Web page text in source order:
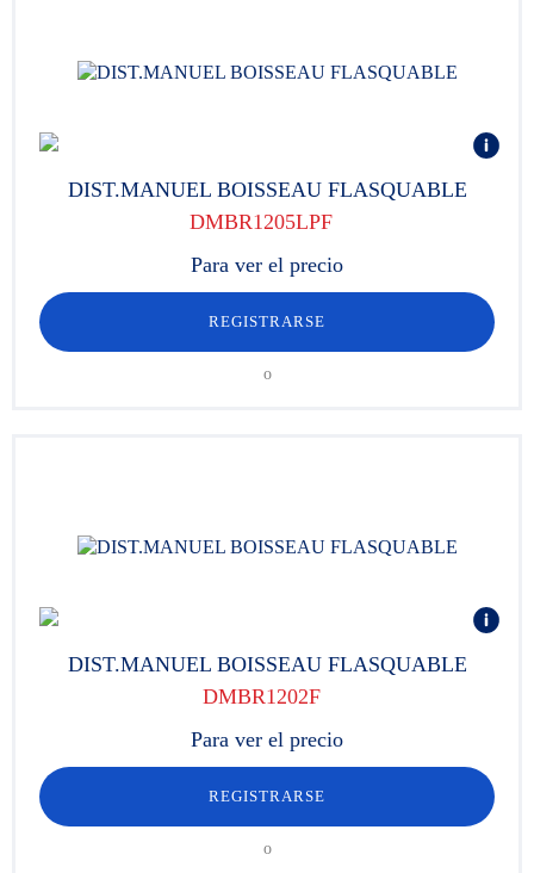
DIST.MANUEL BOISSEAU FLASQUABLE
DMBR1205LPF
Para ver el precio
REGISTRARSE
o
DIST.MANUEL BOISSEAU FLASQUABLE
DMBR1202F
Para ver el precio
REGISTRARSE
o